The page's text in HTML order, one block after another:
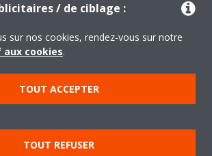
légales
Avis relatif aux cookies
/ de ciblage :
sur nos cookies, rendez-vous sur notre
cookies.
TOUT ACCEPTER
TOUT REFUSER